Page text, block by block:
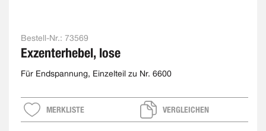
Bestell-Nr.: 73569
Exzenterhebel, lose
Für Endspannung, Einzelteil zu Nr. 6600
MERKLISTE VERGLEICHEN